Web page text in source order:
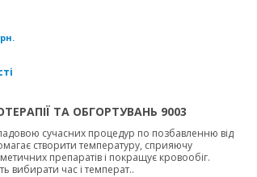
ТА ОБГОРТУВАНЬ 9003
сучасних процедур по позбавленню від
створити температуру, сприяючу
препаратів і покращує кровообіг.
вибирати час і температ..